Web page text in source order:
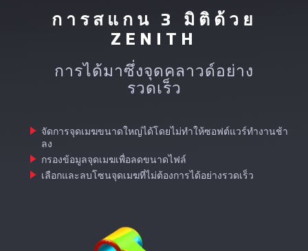
การสแกน 3 มิติด้วย
ZENITH
การได้มาซึ่งจุดคลาวด์อย่าง
รวดเร็ว
จัดการจุดเมฆขนาดใหญ่ได้โดยไม่ทำให้ซอฟต์แวร์ทำงานช้า
ลง
กรองข้อมูลจุดเมฆเพื่อลดขนาดไฟล์
เลือกและลบโซนจุดเมฆที่ไม่ต้องการได้อย่างรวดเร็ว